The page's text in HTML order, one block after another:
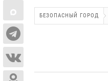
БЕЗОПАСНЫЙ ГОРОД